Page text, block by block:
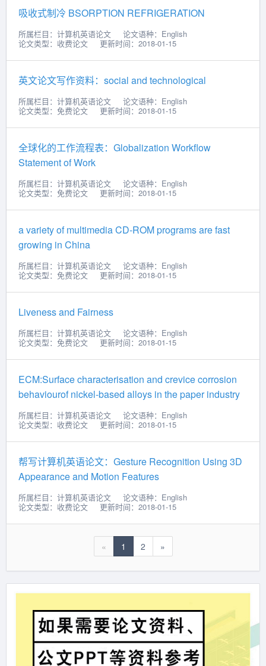
吸收式制冷 BSORPTION REFRIGERATION
所属栏目：计算机英语论文
论文语种：English
论文类型：收费论文
更新时间：2018-01-15
英文论文写作资料：social and technological
所属栏目：计算机英语论文
论文语种：English
论文类型：免费论文
更新时间：2018-01-15
全球化的工作流程表：Globalization Workflow
Statement of Work
所属栏目：计算机英语论文
论文语种：English
论文类型：免费论文
更新时间：2018-01-15
a variety of multimedia CD-ROM programs are fast
growing in China
所属栏目：计算机英语论文
论文语种：English
论文类型：免费论文
更新时间：2018-01-15
Liveness and Fairness
所属栏目：计算机英语论文
论文语种：English
论文类型：免费论文
更新时间：2018-01-15
ECM:Surface characterisation and crevice corrosion
behaviourof nickel-based alloys in the paper industry
所属栏目：计算机英语论文
论文语种：English
论文类型：收费论文
更新时间：2018-01-15
帮写计算机英语论文：Gesture Recognition Using 3D
Appearance and Motion Features
所属栏目：计算机英语论文
论文语种：English
论文类型：收费论文
更新时间：2018-01-15
« 1 2 »